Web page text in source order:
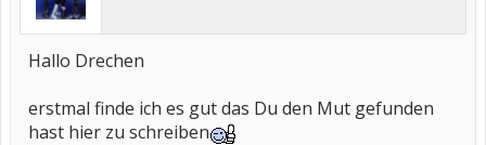
Hallo Drechen
erstmal finde ich es gut das Du den Mut gefunden
hast hier zu schreiben